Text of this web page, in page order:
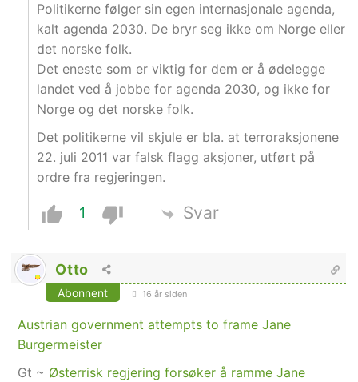
Politikerne følger sin egen internasjonale agenda,
kalt agenda 2030. De bryr seg ikke om Norge eller
det norske folk.
Det eneste som er viktig for dem er å ødelegge
landet ved å jobbe for agenda 2030, og ikke for
Norge og det norske folk.
Det politikerne vil skjule er bla. at terroraksjonene
22. juli 2011 var falsk flagg aksjoner, utført på
ordre fra regjeringen.
1 Svar
Otto
Abonnent 16 år siden
Austrian government attempts to frame Jane
Burgermeister
Gt ~ Østerrisk regjering forsøker å ramme Jane